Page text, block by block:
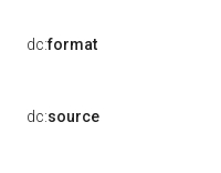
dc:format
dc:source